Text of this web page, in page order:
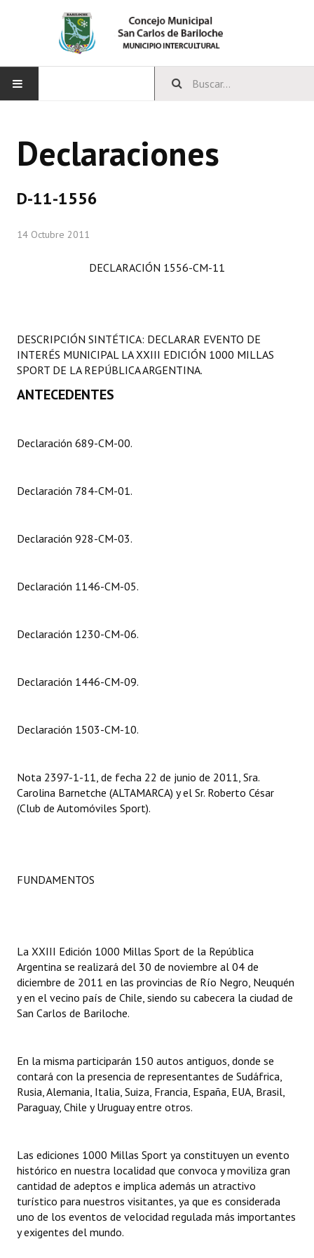
CONCEJO
Comisiones Especiales
LEGISLACIÓN
Constitución Nacional
Carta Orgánica 2007
Organigrama
Proyectos Presentados
Actas de Sesión
Actas de Audiencias Públicas
NORMATIVA
INSTITUCIONAL
Antiguos Pobladores
Noticias Destacadas
Datos Históricos
Premio al Mérito - Registro
Mujeres que Dejaron Huellas - Registro
Periodistas Decanos - Registro
Ciudadano Ilustre - Registro
Declaraciones
D-11-1556
14 Octubre 2011
DECLARACIÓN 1556-CM-11
DESCRIPCIÓN SINTÉTICA: DECLARAR EVENTO DE
INTERÉS MUNICIPAL LA XXIII EDICIÓN 1000 MILLAS
SPORT DE LA REPÚBLICA ARGENTINA.
ANTECEDENTES
Declaración 689-CM-00.
Declaración 784-CM-01.
Declaración 928-CM-03.
Declaración 1146-CM-05.
Declaración 1230-CM-06.
Declaración 1446-CM-09.
Declaración 1503-CM-10.
Nota 2397-1-11, de fecha 22 de junio de 2011, Sra.
Carolina Barnetche (ALTAMARCA) y el Sr. Roberto César
(Club de Automóviles Sport).
FUNDAMENTOS
La XXIII Edición 1000 Millas Sport de la República
Argentina se realizará del 30 de noviembre al 04 de
diciembre de 2011 en las provincias de Río Negro, Neuquén
y en el vecino país de Chile, siendo su cabecera la ciudad de
San Carlos de Bariloche.
En la misma participarán 150 autos antiguos, donde se
contará con la presencia de representantes de Sudáfrica,
Rusia, Alemania, Italia, Suiza, Francia, España, EUA, Brasil,
Paraguay, Chile y Uruguay entre otros.
Las ediciones 1000 Millas Sport ya constituyen un evento
histórico en nuestra localidad que convoca y moviliza gran
cantidad de adeptos e implica además un atractivo
turístico para nuestros visitantes, ya que es considerada
uno de los eventos de velocidad regulada más importantes
y exigentes del mundo.